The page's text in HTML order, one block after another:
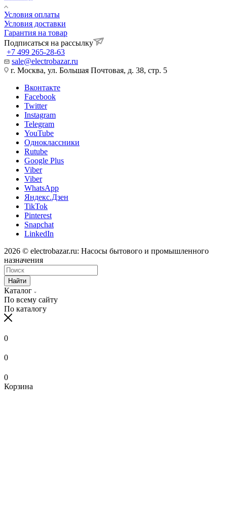
Условия оплаты
Условия доставки
Гарантия на товар
Подписаться на рассылку
+7 499 265-28-63
sale@electrobazar.ru
г. Москва, ул. Большая Почтовая, д. 38, стр. 5
Вконтакте
Facebook
Twitter
Instagram
Telegram
YouTube
Одноклассники
Rutube
Google Plus
Viber
Viber
WhatsApp
Яндекс.Дзен
TikTok
Pinterest
Snapchat
LinkedIn
2026 © electrobazar.ru: Насосы бытового и промышленного
назначения
Найти
Каталог
По всему сайту
По каталогу
0
0
0
Корзина